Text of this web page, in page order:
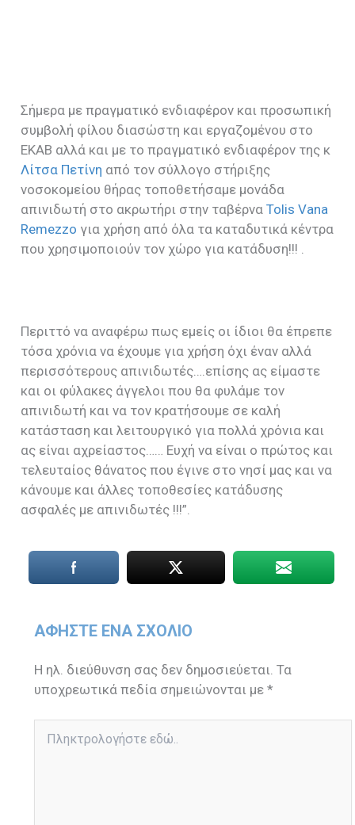
Σήμερα με πραγματικό ενδιαφέρον και προσωπική
συμβολή φίλου διασώστη και εργαζομένου στο
ΕΚΑΒ αλλά και με το πραγματικό ενδιαφέρον της κ
Λίτσα Πετίνη από τον σύλλογο στήριξης
νοσοκομείου θήρας τοποθετήσαμε μονάδα
απινιδωτή στο ακρωτήρι στην ταβέρναTolis Vana
Remezzo για χρήση από όλα τα καταδυτικά κέντρα
που χρησιμοποιούν τον χώρο για κατάδυση!!! .
Περιττό να αναφέρω πως εμείς οι ίδιοι θα έπρεπε
τόσα χρόνια να έχουμε για χρήση όχι έναν αλλά
περισσότερους απινιδωτές….επίσης ας είμαστε
και οι φύλακες άγγελοι που θα φυλάμε τον
απινιδωτή και να τον κρατήσουμε σε καλή
κατάσταση και λειτουργικό για πολλά χρόνια και
ας είναι αχρείαστος…… Ευχή να είναι ο πρώτος και
τελευταίος θάνατος που έγινε στο νησί μας και να
κάνουμε και άλλες τοποθεσίες κατάδυσης
ασφαλές με απινιδωτές !!!”.
ΑΦΉΣΤΕ ΈΝΑ ΣΧΌΛΙΟ
Η ηλ. διεύθυνση σας δεν δημοσιεύεται. Τα
υποχρεωτικά πεδία σημειώνονται με*
εδώ..